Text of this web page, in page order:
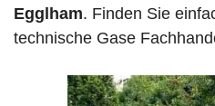
Egglham. Finden Sie
technische Gase